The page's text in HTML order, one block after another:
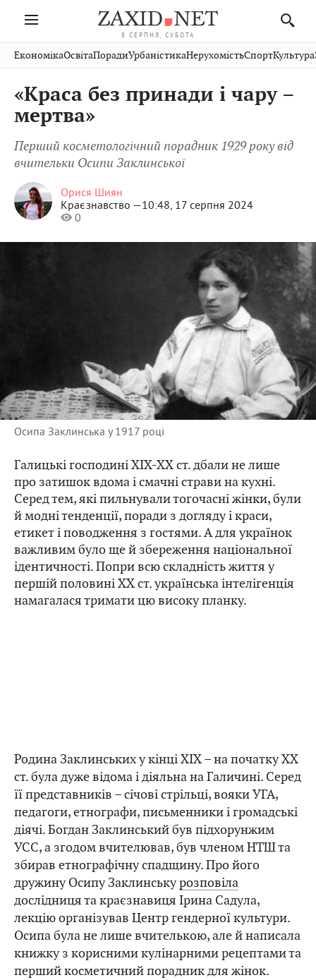
8 СЕРПНЯ, СУБОТА
Івано-
Франківськ
Тернопіль
Волинь
РівнеСтрий
Хмельницький
Публікації
Авто СловкоКультура
Кіно Дім СпортКраєзнавство
ЕкономікаОсвітаПорадиУрбаністикаНерухомістьСпортКультура
«Краса без принади і чару –
мертва»
Перший косметологічний порадник 1929 року від
вчительки Осипи Заклинської
Орися Шиян
Краєзнавство —10:48, 17 серпня 2024
0
Осипа Заклинська у 1917 році
Галицькі господині XIX-XX ст. дбали не лише
про затишок вдома і смачні страви на кухні.
Серед тем, які пильнували тогочасні жінки, були
й модні тенденції, поради з догляду і краси,
етикет і поводження з гостями. А для українок
важливим було ще й збереження національної
ідентичності. Попри всю складність життя у
першій половині XX ст. українська інтелігенція
намагалася тримати цю високу планку.
Родина Заклинських у кінці XIX – на початку XX
ст. була дуже відома і діяльна на Галичині. Серед
її представників – січові стрільці, вояки УГА,
педагоги, етнографи, письменники і громадські
діячі. Богдан Заклинський був підхорунжим
УСС, а згодом вчителював, був членом НТШ та
збирав етнографічну спадщину. Про його
дружину Осипу Заклинськурозповіла
дослідниця та краєзнавиця Ірина Садула,
лекцію організував Центр гендерної культури.
Осипа була не лише вчителькою, але й написала
книжку з корисними кулінарними рецептами та
перший косметичний порадник для жінок.